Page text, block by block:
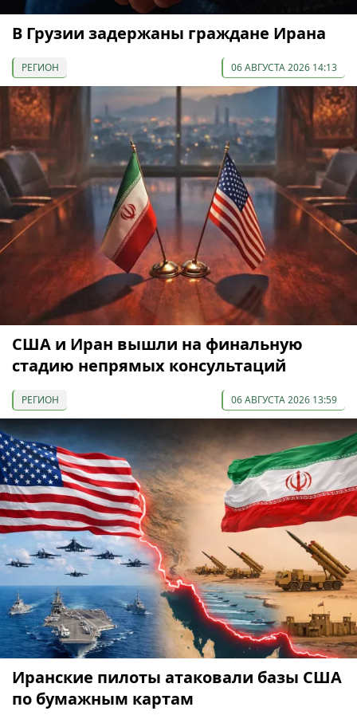
В Грузии задержаны граждане Ирана
РЕГИОН 06 АВГУСТА 2026 14:13
США и Иран вышли на финальную
стадию непрямых консультаций
РЕГИОН 06 АВГУСТА 2026 13:59
Иранские пилоты атаковали базы США
по бумажным картам